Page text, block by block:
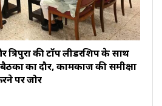
त्रिपुरा की टॉप लीडरशिप के साथ
का दौर, कामकाज की समीक्षा
पर जोर